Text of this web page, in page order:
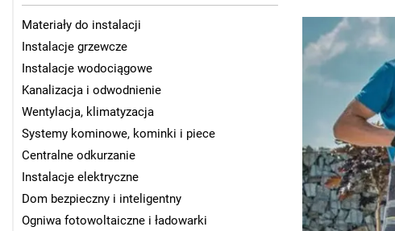
Materiały do instalacji
Instalacje grzewcze
Instalacje wodociągowe
Kanalizacja i odwodnienie
Wentylacja, klimatyzacja
Systemy kominowe, kominki i piece
Centralne odkurzanie
Instalacje elektryczne
Dom bezpieczny i inteligentny
Ogniwa fotowoltaiczne i ładowarki